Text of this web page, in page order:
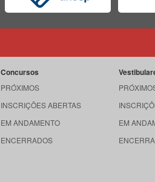
Concursos
PRÓXIMOS
INSCRIÇÕES ABERTAS
EM ANDAMENTO
ENCERRADOS
EM